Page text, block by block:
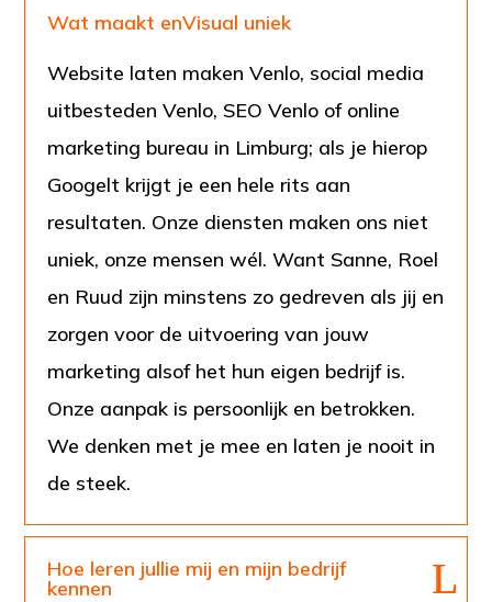
Wat maakt enVisual uniek
Website laten maken Venlo, social media
uitbesteden Venlo, SEO Venlo of online
marketing bureau in Limburg; als je hierop
Googelt krijgt je een hele rits aan
resultaten. Onze diensten maken ons niet
uniek, onze mensen wél. Want Sanne, Roel
en Ruud zijn minstens zo gedreven als jij en
zorgen voor de uitvoering van jouw
marketing alsof het hun eigen bedrijf is.
Onze aanpak is persoonlijk en betrokken.
We denken met je mee en laten je nooit in
de steek.
Hoe leren jullie mij en mijn bedrijf
kennen